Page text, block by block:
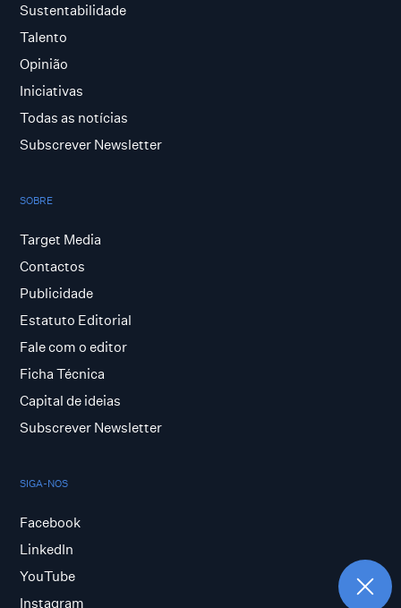
Sustentabilidade
Talento
Opinião
Iniciativas
Todas as notícias
Subscrever Newsletter
SOBRE
Target Media
Contactos
Publicidade
Estatuto Editorial
Fale com o editor
Ficha Técnica
Capital de ideias
Subscrever Newsletter
SIGA-NOS
Facebook
LinkedIn
YouTube
Instagram